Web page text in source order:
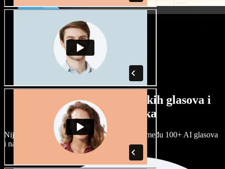
Veliki izbor muških i ženskih glasova i
raznih naglasaka
Nijedan projekt ne mora zvučati isto. Birajte među 100+ AI glasova
i naglasaka i prilagodite ih sebi.